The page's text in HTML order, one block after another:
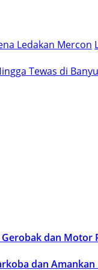
Ledakan Mercon
Tewas di
dan Motor
dan Amankan